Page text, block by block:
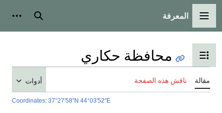
القائمة الرئيسية
المعرفة بحث
تبديل عرض جدول المحتويات
محافظة حكاري
مقالة ناقش هذه الصفحة أدوات
Coordinates: 37°27′58″N 44°03′52″E